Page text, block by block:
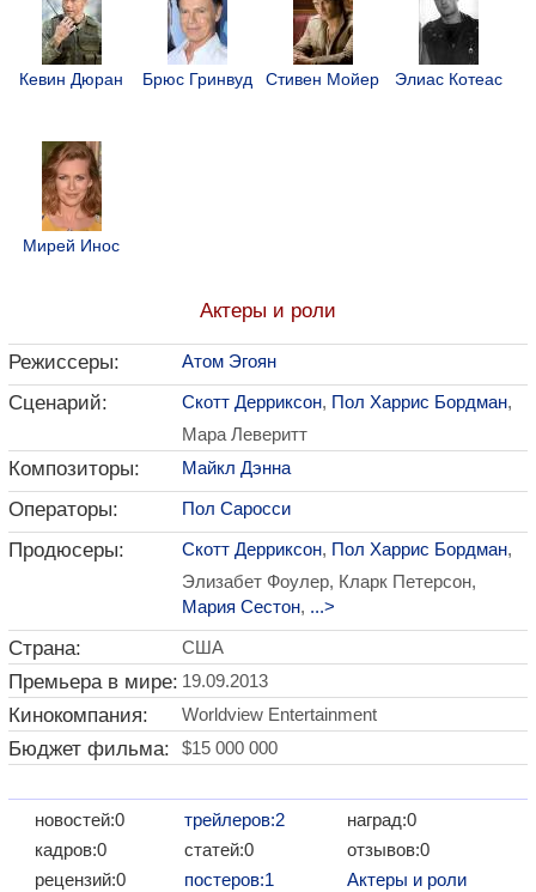
Кевин Дюран Брюс Гринвуд Стивен Мойер Элиас Котеас
Мирей Инос
Актеры и роли
Режиссеры: Атом Эгоян
Сценарий: Скотт Дерриксон, Пол Харрис Бордман,
Мара Леверитт
Композиторы: Майкл Дэнна
Операторы: Пол Саросси
Продюсеры: Скотт Дерриксон, Пол Харрис Бордман,
Элизабет Фоулер, Кларк Петерсон,
Мария Сестон, ...>
Страна: США
Премьера в мире: 19.09.2013
Кинокомпания: Worldview Entertainment
Бюджет фильма: $15 000 000
новостей:0
кадров:0
рецензий:0
трейлеров:2
статей:0
постеров:1
наград:0
отзывов:0
Актеры и роли